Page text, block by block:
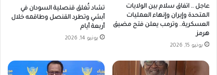
عاجل .. اتفاق سلام بين الولايات
المتحدة وإيران وإنهاء العمليات
العسكرية.. وترمب يعلن فتح مضيق
هرمز
يونيو 15, 2026
تشاد تُغلق قنصلية السودان في
أبشي وتطرد القنصل وطاقمه خلال
أربعة أيام
يونيو 14, 2026